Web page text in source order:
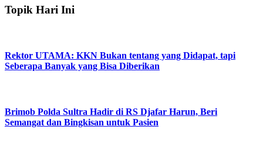
Topik Hari Ini
Rektor UTAMA: KKN Bukan tentang yang Didapat, tapi
Seberapa Banyak yang Bisa Diberikan
Brimob Polda Sultra Hadir di RS Djafar Harun, Beri
Semangat dan Bingkisan untuk Pasien